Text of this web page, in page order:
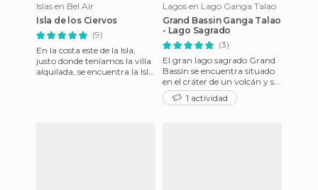
Islas en Bel Air
Isla de los Ciervos
(9)
En la costa este de la Isla,
justo donde teníamos la villa
alquilada, se encuentra la Isla
Lagos en Lago Ganga Talao
Grand Bassin Ganga Talao
- Lago Sagrado
(3)
El gran lago sagrado Grand
Bassin se encuentra situado
en el cráter de un volcán y se
trata de un lugar muy
venerado por los hindu
1 actividad